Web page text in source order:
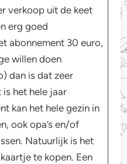
verkoop uit de keet
erg goed
abonnement 30 euro,
willen doen
dan is dat zeer
is het hele jaar
kan het hele gezin in
ook opa’s en/of
Natuurlijk is het
te kopen. Een